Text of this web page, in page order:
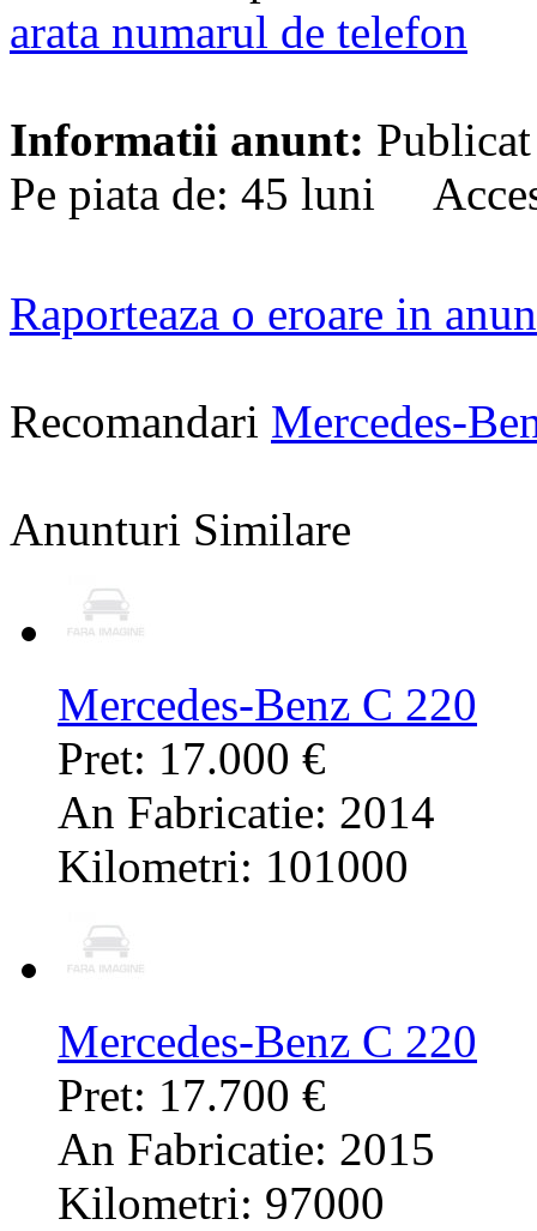
arata numarul de telefon
Informatii anunt:
Pe piata de: 45 luni
Raporteaza o eroare in
Recomandari Mercedes-
Anunturi Similare
Mercedes-Benz C 220
Pret: 17.000 €
An Fabricatie: 2014
Kilometri: 101000
Mercedes-Benz C 220
Pret: 17.700 €
An Fabricatie: 2015
Kilometri: 97000